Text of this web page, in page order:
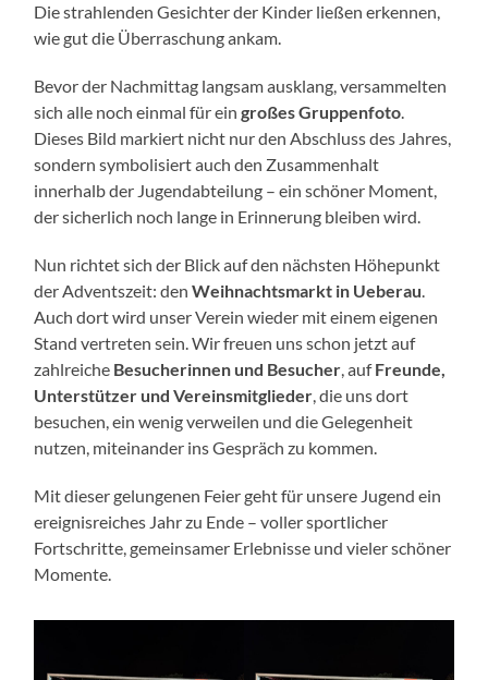
Die strahlenden Gesichter der Kinder ließen erkennen,
wie gut die Überraschung ankam.
Bevor der Nachmittag langsam ausklang, versammelten
sich alle noch einmal für eingroßes Gruppenfoto.
Dieses Bild markiert nicht nur den Abschluss des Jahres,
sondern symbolisiert auch den Zusammenhalt
innerhalb der Jugendabteilung – ein schöner Moment,
der sicherlich noch lange in Erinnerung bleiben wird.
Nun richtet sich der Blick auf den nächsten Höhepunkt
der Adventszeit: denWeihnachtsmarkt in Ueberau.
Auch dort wird unser Verein wieder mit einem eigenen
Stand vertreten sein. Wir freuen uns schon jetzt auf
zahlreiche Besucherinnen und Besucher, aufFreunde,
Unterstützer und Vereinsmitglieder, die uns dort
besuchen, ein wenig verweilen und die Gelegenheit
nutzen, miteinander ins Gespräch zu kommen.
Mit dieser gelungenen Feier geht für unsere Jugend ein
ereignisreiches Jahr zu Ende – voller sportlicher
Fortschritte, gemeinsamer Erlebnisse und vieler schöner
Momente.